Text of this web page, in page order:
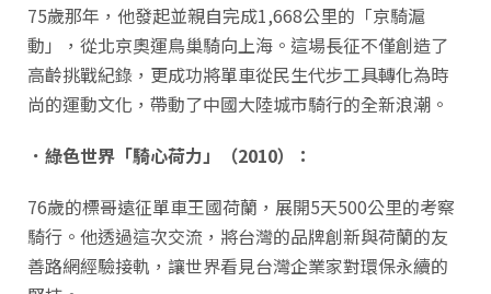
75歲那年，他發起並親自完成1,668公里的「京騎滬
動」，從北京奧運鳥巢騎向上海。這場長征不僅創造了
高齡挑戰紀錄，更成功將單車從民生代步工具轉化為時
尚的運動文化，帶動了中國大陸城市騎行的全新浪潮。
．綠色世界「騎心荷力」（2010）：
76歲的標哥遠征單車王國荷蘭，展開5天500公里的考察
騎行。他透過這次交流，將台灣的品牌創新與荷蘭的友
善路網經驗接軌，讓世界看見台灣企業家對環保永續的